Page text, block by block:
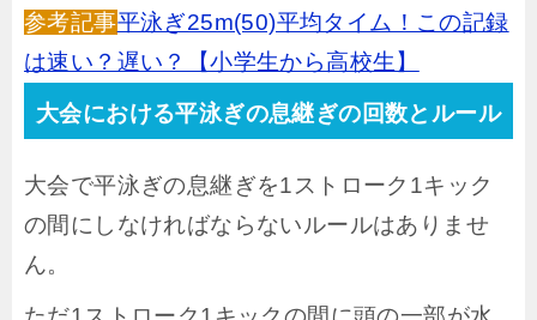
参考記事平泳ぎ25m(50)平均タイム！この記録
は速い？遅い？【小学生から高校生】
大会における平泳ぎの息継ぎの回数とルール
大会で平泳ぎの息継ぎを1ストローク1キック
の間にしなければならないルールはありませ
ん。